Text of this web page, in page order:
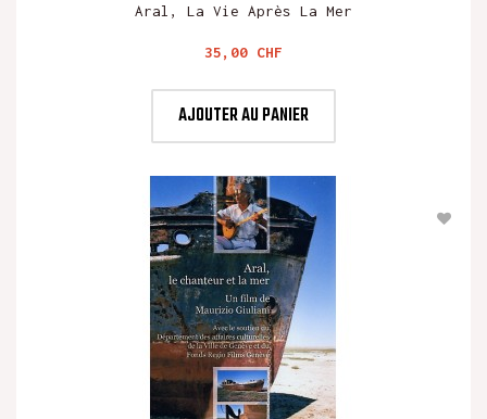
Aral, La Vie Après La Mer
Prix
35,00 CHF
AJOUTER AU PANIER